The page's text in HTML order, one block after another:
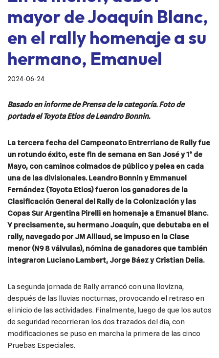
mayor de Joaquín Blanc,
en el rally homenaje a su
hermano, Emanuel
2024-06-24
Basado en informe de Prensa de la categoría. Foto de
portada el Toyota Etios de Leandro Bonnin.
La tercera fecha del Campeonato Entrerriano de Rally fue
un rotundo éxito, este fin de semana en San José y 1° de
Mayo, con caminos colmados de público y pelea en cada
una de las divisionales. Leandro Bonnin y Emmanuel
Fernández (Toyota Etios) fueron los ganadores de la
Clasificación General del Rally de la Colonización y las
Copas Sur Argentina Pirelli en homenaje a Emanuel Blanc.
Y precisamente, su hermano Joaquín, que debutaba en el
rally, navegado por JM Alliaud, se impuso en la Clase
menor (N9 8 válvulas), nómina de ganadores que también
integraron Luciano Lambert, Jorge Báez y Cristian Delia.
La segunda jornada de Rally arrancó con una llovizna,
después de las lluvias nocturnas, provocando el retraso en
el inicio de las actividades. Finalmente, luego de que los autos
de seguridad recorrieran los dos trazados del día, con
modificaciones se puso en marcha la primera de las cinco
Pruebas Especiales.